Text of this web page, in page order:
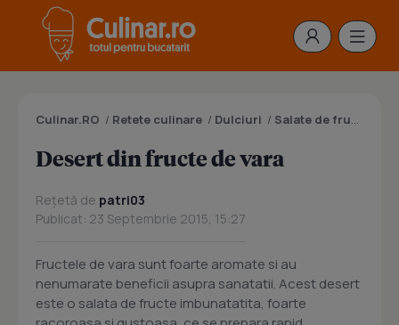
Culinar.RO / Retete culinare / Dulciuri / Salate de fructe
Desert din fructe de vara
Rețetă de patri03
Publicat: 23 Septembrie 2015, 15:27
Fructele de vara sunt foarte aromate si au
nenumarate beneficii asupra sanatatii. Acest desert
este o salata de fructe imbunatatita, foarte